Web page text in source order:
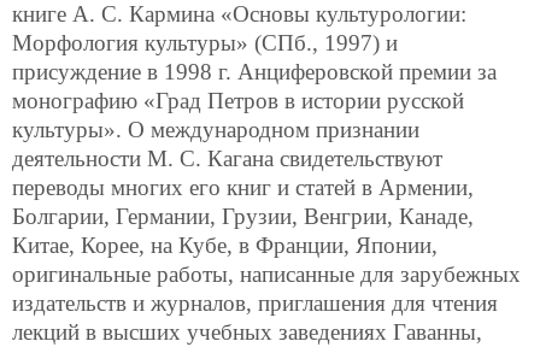
книге А. С. Кармина «Основы культурологии:
Морфология культуры» (СПб., 1997) и
присуждение в 1998 г. Анциферовской премии за
монографию «Град Петров в истории русской
культуры». О международном признании
деятельности М. С. Кагана свидетельствуют
переводы многих его книг и статей в Армении,
Болгарии, Германии, Грузии, Венгрии, Канаде,
Китае, Корее, на Кубе, в Франции, Японии,
оригинальные работы, написанные для зарубежных
издательств и журналов, приглашения для чтения
лекций в высших учебных заведениях Гаванны,